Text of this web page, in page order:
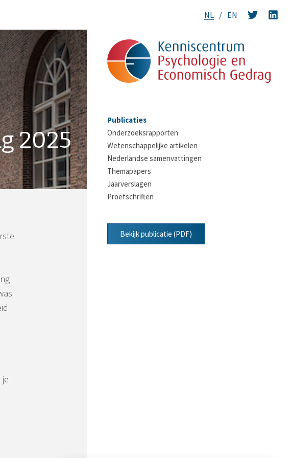
NL EN
2025
Publicaties
Onderzoeksrapporten
Wetenschappelijke artikelen
Nederlandse samenvattingen
Themapapers
Jaarverslagen
Proefschriften
Bekijk publicatie (PDF)